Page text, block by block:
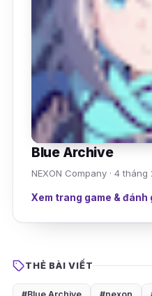
Blue Archive
NEXON Company · 4 tháng
Xem trang game & đánh
THẺ BÀI VIẾT